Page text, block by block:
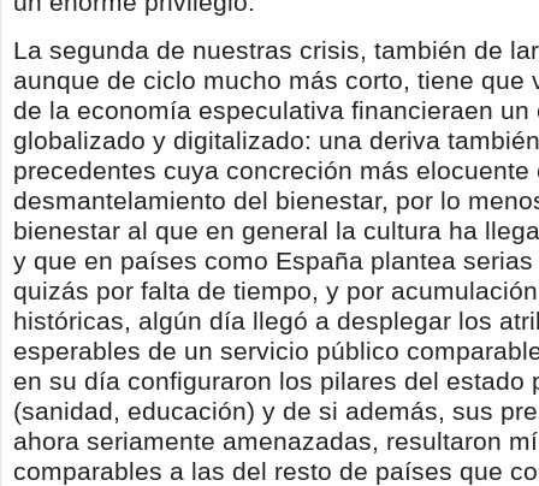
La segunda de nuestras crisis, también de
aunque de ciclo mucho más corto, tiene que
de la economía especulativa financieraen un
globalizado y digitalizado: una deriva
precedentes cuya concreción más elocuente
desmantelamiento del bienestar, por lo
bienestar al que en general la cultura ha
y que en países como España plantea
quizás por falta de tiempo, y por
históricas, algún día llegó a desplegar los
esperables de un servicio público
en su día configuraron los pilares del estado
(sanidad, educación) y de si además, sus
ahora seriamente amenazadas, resultaron
comparables a las del resto de países que